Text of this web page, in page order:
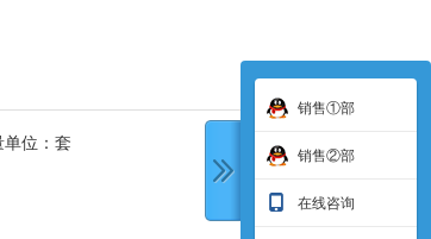
位： 套
销售①部
销售②部
在线咨询